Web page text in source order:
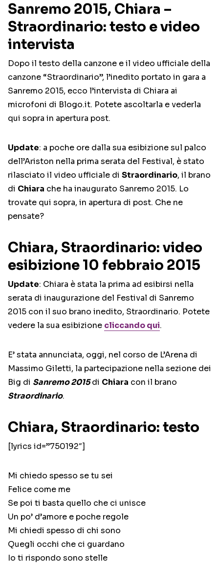
Sanremo 2015, Chiara –
Straordinario: testo e video
intervista
Dopo il testo della canzone e il video ufficiale della
canzone “Straordinario”, l’inedito portato in gara a
Sanremo 2015, ecco l’intervista di Chiara ai
microfoni di Blogo.it. Potete ascoltarla e vederla
qui sopra in apertura post.
Update: a poche ore dalla sua esibizione sul palco
dell’Ariston nella prima serata del Festival, è stato
rilasciato il video ufficiale di Straordinario, il brano
di Chiara che ha inaugurato Sanremo 2015. Lo
trovate qui sopra, in apertura di post. Che ne
pensate?
Chiara, Straordinario: video
esibizione 10 febbraio 2015
Update: Chiara è stata la prima ad esibirsi nella
serata di inaugurazione del Festival di Sanremo
2015 con il suo brano inedito, Straordinario. Potete
vedere la sua esibizione cliccando qui.
E’ stata annunciata, oggi, nel corso de L’Arena di
Massimo Giletti, la partecipazione nella sezione dei
Big di Sanremo 2015di Chiara con il brano
Straordinario.
Chiara, Straordinario: testo
[lyrics id=”750192″]
Mi chiedo spesso se tu sei
Felice come me
Se poi ti basta quello che ci unisce
Un po’ d’amore e poche regole
Mi chiedi spesso di chi sono
Quegli occhi che ci guardano
Io ti rispondo sono stelle